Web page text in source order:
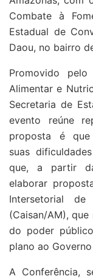
Combate à
Estadual de
Daou, no bairro
Promovido pelo
Alimentar e
Secretaria de
evento reúne
proposta é que
suas
que, a partir
elaborar
Intersetorial de
(Caisan/AM),
do poder
plano ao
A Conferência,